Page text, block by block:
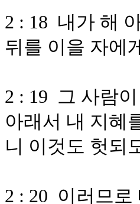
2 : 18 내가 해
뒤를 이을 자에
2 : 19 그 사람
아래서 내 지혜
니 이것도 헛되
2 : 20 이러므로